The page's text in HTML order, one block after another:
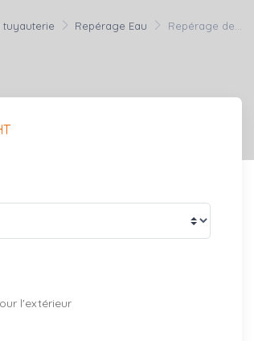
tuyauterie Repérage Eau Repérage de...
l'extérieur